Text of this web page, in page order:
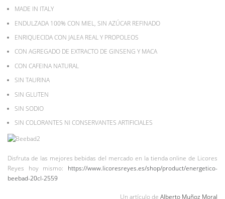
MADE IN ITALY
ENDULZADA 100% CON MIEL, SIN AZÚCAR REFINADO
ENRIQUECIDA CON JALEA REAL Y PROPOLEOS
CON AGREGADO DE EXTRACTO DE GINSENG Y MACA
CON CAFEINA NATURAL
SIN TAURINA
SIN GLUTEN
SIN SODIO
SIN COLORANTES NI CONSERVANTES ARTIFICIALES
Disfruta de las mejores bebidas del mercado en la tienda online de Licores
Reyes hoy mismo: https://www.licoresreyes.es/shop/product/energetico-
beebad-20cl-2559
Un artículo de Alberto Muñoz Moral